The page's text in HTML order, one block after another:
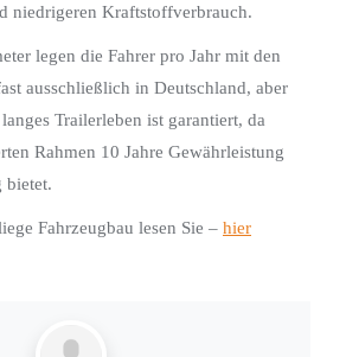
niedrigeren Kraftstoffverbrauch.
legen die Fahrer pro Jahr mit den
ausschließlich in Deutschland, aber
Trailerleben ist garantiert, da
Rahmen 10 Jahre Gewährleistung
bietet.
Fahrzeugbau lesen Sie – hier